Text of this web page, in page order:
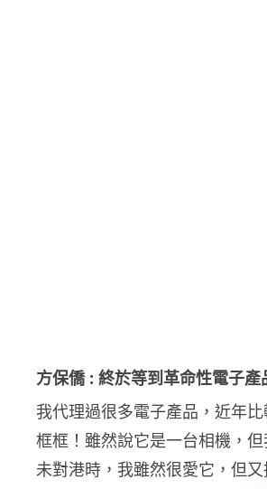
方保僑 : 終於等到革命性電子產
我代理過很多電子產品，近年
框框！雖然說它是一台相機，
未對港時，我雖然很愛它，但